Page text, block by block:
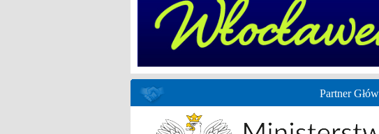
Partner